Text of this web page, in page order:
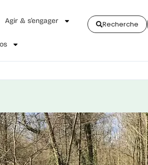
Agir & s’engager Recherche